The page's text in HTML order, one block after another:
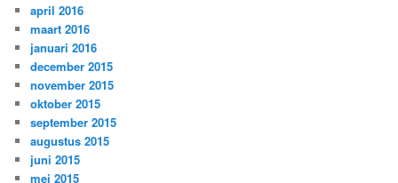
april 2016
maart 2016
januari 2016
december 2015
november 2015
oktober 2015
september 2015
augustus 2015
juni 2015
mei 2015